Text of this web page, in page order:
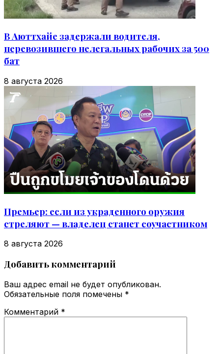
В Аюттхайе задержали водителя,
перевозившего нелегальных рабочих за 500
бат
8 августа 2026
Премьер: если из украденного оружия
стреляют — владелец станет соучастником
8 августа 2026
Добавить комментарий
Ваш адрес email не будет опубликован.
Обязательные поля помечены *
Комментарий *